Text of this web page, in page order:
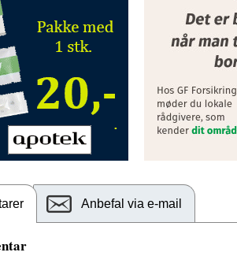
Anbefal via e-mail